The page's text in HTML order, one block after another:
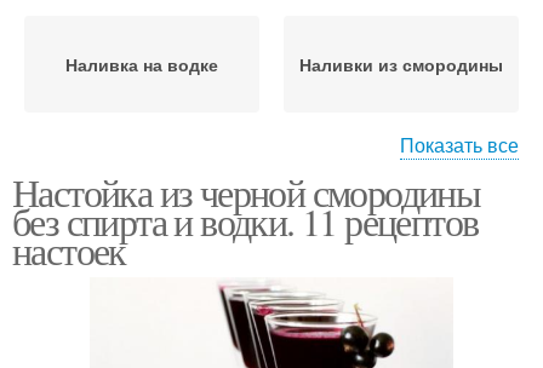
Наливка на водке Наливки из смородины
Наливка из черной
смородины
Быстрая наливка
Наливка из смородины Наливка из ягод
Показать все
Настойка из черной смородины
без спирта и водки. 11 рецептов
настоек